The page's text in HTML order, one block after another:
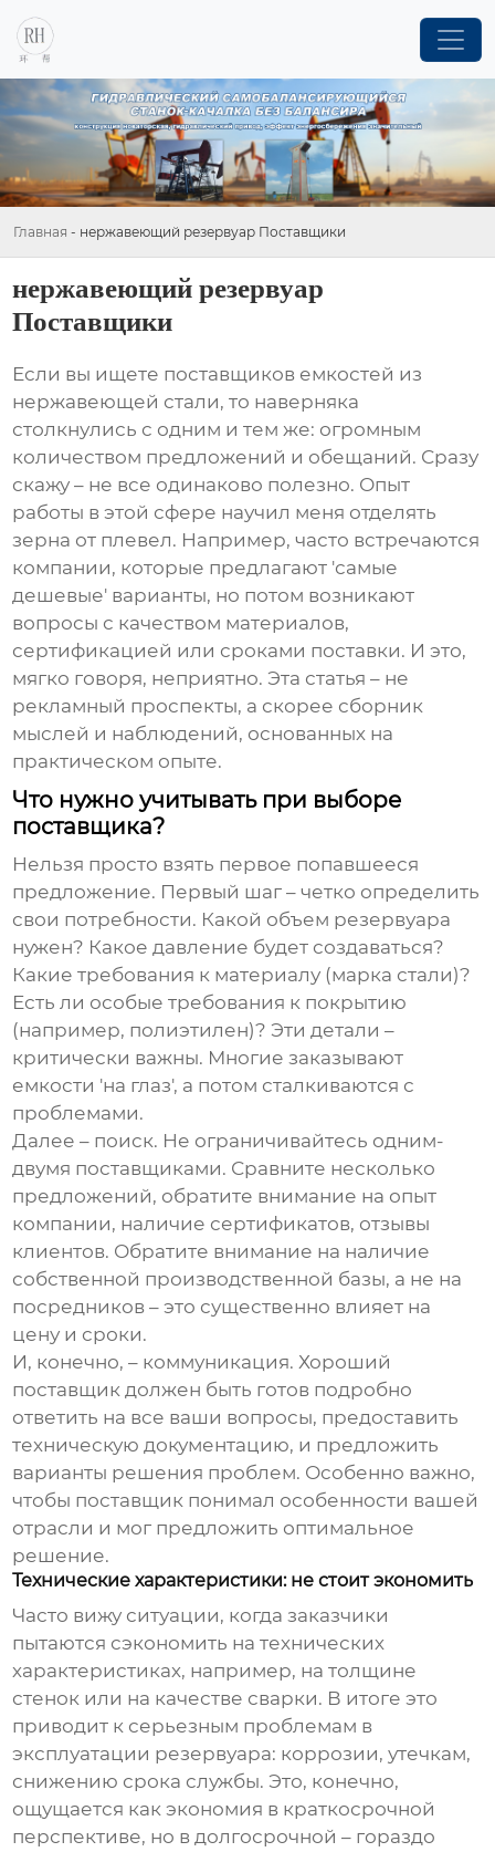
Главная - нержавеющий резервуар Поставщики
нержавеющий резервуар
Поставщики
Если вы ищете поставщиков емкостей из
нержавеющей стали, то наверняка
столкнулись с одним и тем же: огромным
количеством предложений и обещаний. Сразу
скажу – не все одинаково полезно. Опыт
работы в этой сфере научил меня отделять
зерна от плевел. Например, часто встречаются
компании, которые предлагают 'самые
дешевые' варианты, но потом возникают
вопросы с качеством материалов,
сертификацией или сроками поставки. И это,
мягко говоря, неприятно. Эта статья – не
рекламный проспекты, а скорее сборник
мыслей и наблюдений, основанных на
практическом опыте.
Что нужно учитывать при выборе
поставщика?
Нельзя просто взять первое попавшееся
предложение. Первый шаг – четко определить
свои потребности. Какой объем резервуара
нужен? Какое давление будет создаваться?
Какие требования к материалу (марка стали)?
Есть ли особые требования к покрытию
(например, полиэтилен)? Эти детали –
критически важны. Многие заказывают
емкости 'на глаз', а потом сталкиваются с
проблемами.
Далее – поиск. Не ограничивайтесь одним-
двумя поставщиками. Сравните несколько
предложений, обратите внимание на опыт
компании, наличие сертификатов, отзывы
клиентов. Обратите внимание на наличие
собственной производственной базы, а не на
посредников – это существенно влияет на
цену и сроки.
И, конечно, – коммуникация. Хороший
поставщик должен быть готов подробно
ответить на все ваши вопросы, предоставить
техническую документацию, и предложить
варианты решения проблем. Особенно важно,
чтобы поставщик понимал особенности вашей
отрасли и мог предложить оптимальное
решение.
Технические характеристики: не стоит экономить
Часто вижу ситуации, когда заказчики
пытаются сэкономить на технических
характеристиках, например, на толщине
стенок или на качестве сварки. В итоге это
приводит к серьезным проблемам в
эксплуатации резервуара: коррозии, утечкам,
снижению срока службы. Это, конечно,
ощущается как экономия в краткосрочной
перспективе, но в долгосрочной – гораздо